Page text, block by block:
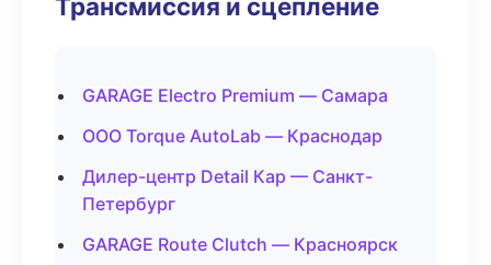
Трансмиссия и сцепление
GARAGE Electro Premium — Самара
ООО Torque AutoLab — Краснодар
Дилер-центр Detail Кар — Санкт-
Петербург
GARAGE Route Clutch — Красноярск